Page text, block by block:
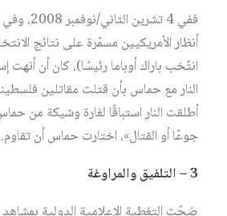
ففي 4 تشرين
أنظار الأمريكيين مسمّرة على نتائج
انتُخب باراك أوباما رئيسًا)، كان أن أنهت
النار مع حماس بأن قتلت مقاتلين
أطلقت النار استباقًا لغارة وشيكة من
جوعًا أو القتال»، اختارت حماس أن تقاوم.
3 – التلفيق والمراوغة